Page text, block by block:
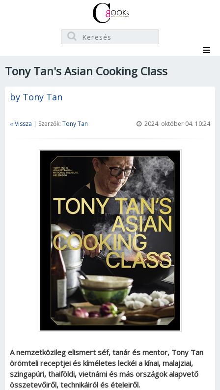
Tony Tan's Asian Cooking Class
by Tony Tan
« Vissza | Szerzők: Tony Tan 2024. október 04. 10:24
A nemzetközileg elismert séf, tanár és mentor, Tony Tan
örömteli receptjei és kíméletes leckéi a kínai, malajziai,
szingapúri, thaiföldi, vietnámi és más országok alapvető
összetevőiről, technikáiról és ételeiről.